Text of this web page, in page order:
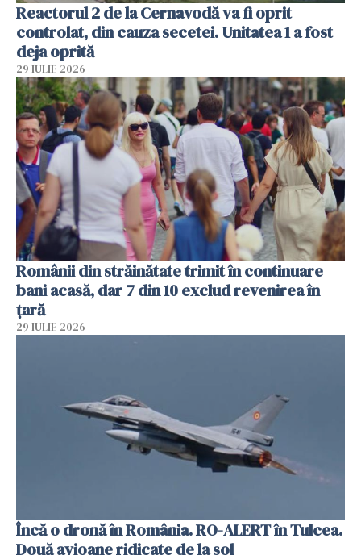
Reactorul 2 de la Cernavodă va fi oprit
controlat, din cauza secetei. Unitatea 1 a fost
deja oprită
29 IULIE 2026
Românii din străinătate trimit în continuare
bani acasă, dar 7 din 10 exclud revenirea în
țară
29 IULIE 2026
Încă o dronă în România. RO-ALERT în Tulcea.
Două avioane ridicate de la sol